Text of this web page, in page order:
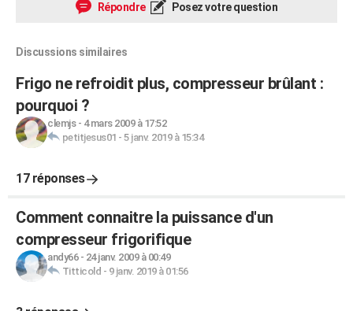
Répondre Posez votre question
Discussions similaires
Frigo ne refroidit plus, compresseur brûlant :
pourquoi ?
clemjs- 4 mars 2009 à 17:52
petitjesus01 - 5 janv. 2019 à 15:34
17 réponses
Comment connaitre la puissance d'un
compresseur frigorifique
andy66- 24 janv. 2009 à 00:49
Titticold - 9 janv. 2019 à 01:56